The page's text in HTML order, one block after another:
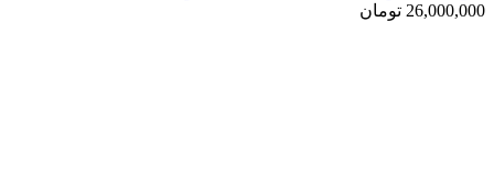
26,000,000 تومان